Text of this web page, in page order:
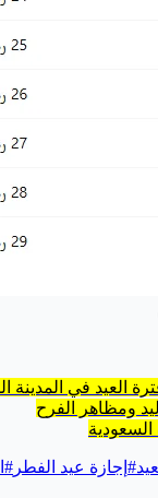
ومظاهر الفرح
# إجازة عيد الفطر #